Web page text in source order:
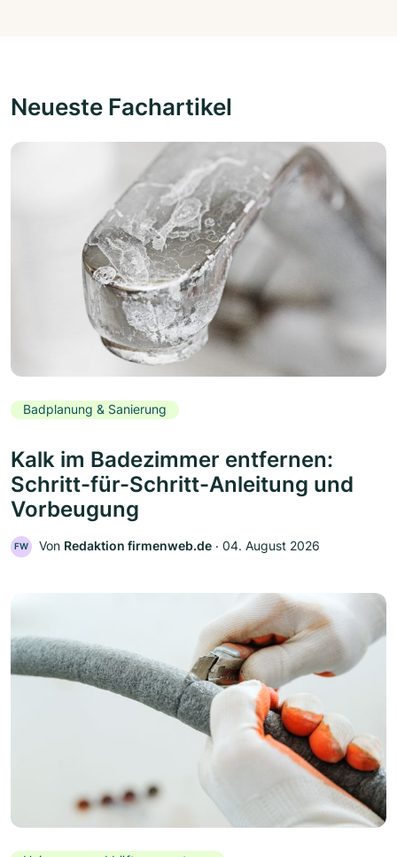
Neueste Fachartikel
Badplanung & Sanierung
Kalk im Badezimmer entfernen:
Schritt-für-Schritt-Anleitung und
Vorbeugung
FW Von Redaktion firmenweb.de ‧ 04. August 2026